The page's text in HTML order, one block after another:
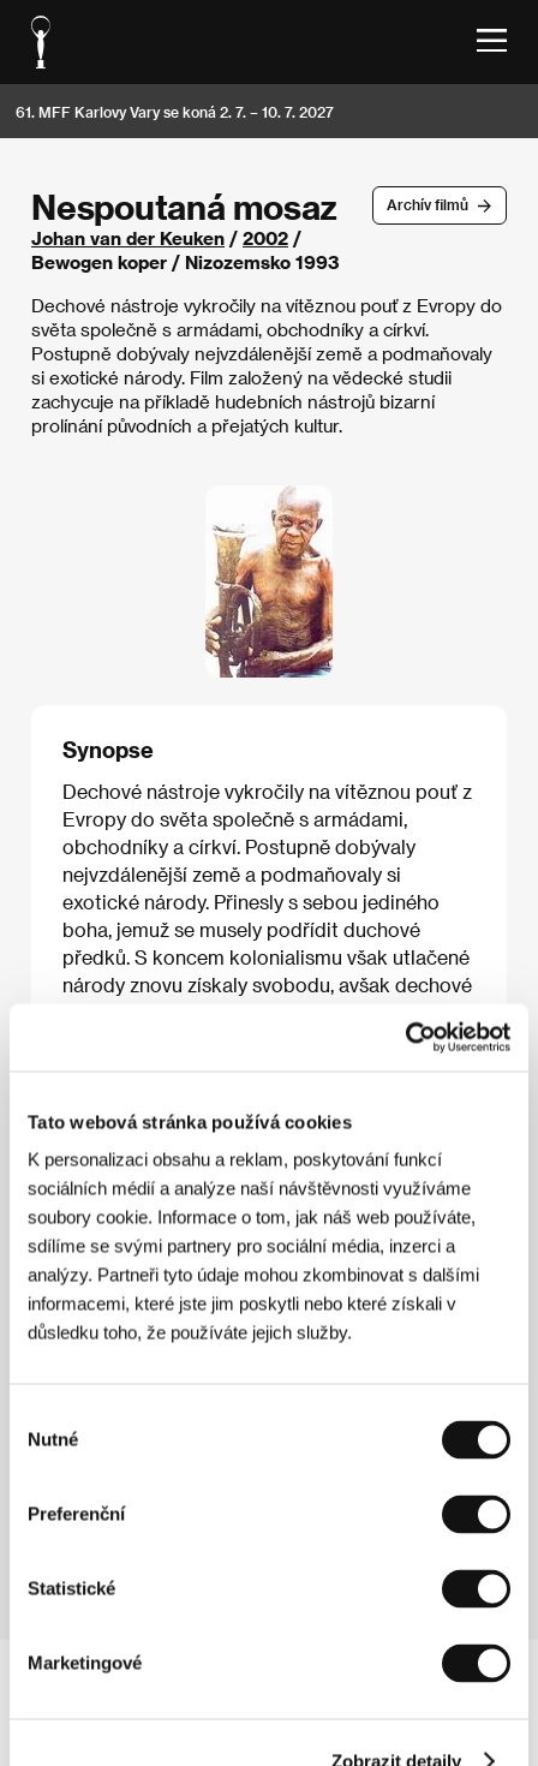
Tato webová stránka používá cookies
K personalizaci obsahu a reklam, poskytování funkcí
sociálních médií a analýze naší návštěvnosti využíváme
soubory cookie. Informace o tom, jak náš web používáte,
sdílíme se svými partnery pro sociální média, inzerci a
analýzy. Partneři tyto údaje mohou zkombinovat s dalšími
informacemi, které jste jim poskytli nebo které získali v
důsledku toho, že používáte jejich služby.
souhlasu
Nutné
Preferenční
Statistické
Marketingové
Zobrazit detaily
61. MFF Karlovy Vary se koná 2. 7. – 10. 7. 2027
Archív filmů
Nespoutaná mosaz
Johan van der Keuken / 2002 /
Bewogen koper / Nizozemsko 1993
Dechové nástroje vykročily na vítěznou pouť z Evropy do
světa společně s armádami, obchodníky a církví.
Postupně dobývaly nejvzdálenější země a podmaňovaly
si exotické národy. Film založený na vědecké studii
zachycuje na příkladě hudebních nástrojů bizarní
prolínání původních a přejatých kultur.
Synopse
Dechové nástroje vykročily na vítěznou pouť z
Evropy do světa společně s armádami,
obchodníky a církví. Postupně dobývaly
nejvzdálenější země a podmaňovaly si
exotické národy. Přinesly s sebou jediného
boha, jemuž se musely podřídit duchové
předků. S koncem kolonialismu však utlačené
národy znovu získaly svobodu, avšak dechové
kulturami a začaly vyluzovat domorodé rytmy
hudby v podobě jazzu a world music. Film
zachycuje bizarní prolínání původních a
přejatých kultur na základě vědecké studie
antropologa Roba Boonzajera Flaese v
Nepálu, Surinamu, na polostrově Minhasa a v
Ghaně.
Johan van der
der Keuken
Jan Dop, Johan van der Keuken
Producent
Pieter van